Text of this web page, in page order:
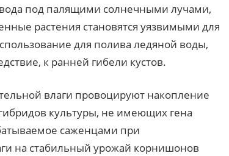
вода под палящими солнечными лучами,
растения становятся уязвимыми для
для полива ледяной воды,
к ранней гибели кустов.
влаги провоцируют накопление
культуры, не имеющих гена
саженцами при
на стабильный урожай корнишонов